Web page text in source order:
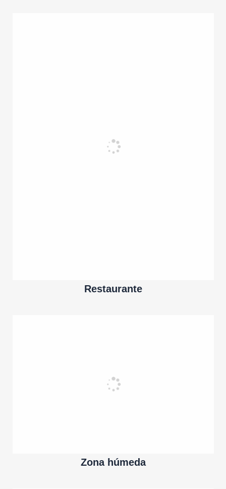
Restaurante
Zona húmeda